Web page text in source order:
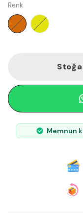
Renk
Memnun